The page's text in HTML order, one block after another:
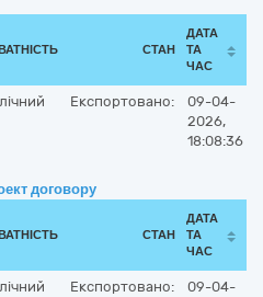
СТАН
ДАТА
ТА
ЧАС
Експортовано:
09-04-
2026,
18:08:36
договору
СТАН
ДАТА
ТА
ЧАС
Експортовано:
09-04-